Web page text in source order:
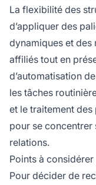
La flexibilité des
d’appliquer des
dynamiques et
affiliés tout en
d’automatisation
les tâches
et le traitement
pour se concentrer
relations.
Points à
Pour décider de